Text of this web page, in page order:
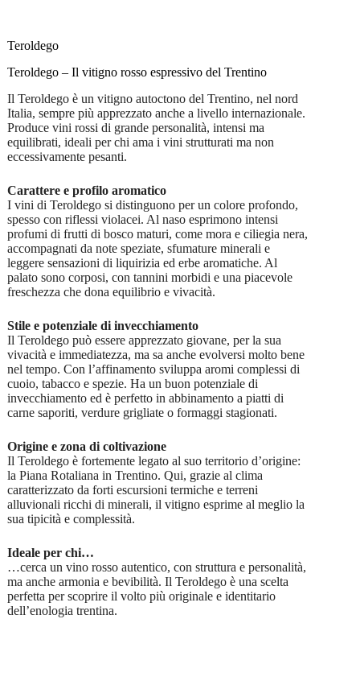
Teroldego
Teroldego – Il vitigno rosso espressivo del Trentino
Il Teroldego è un vitigno autoctono del Trentino, nel nord
Italia, sempre più apprezzato anche a livello internazionale.
Produce vini rossi di grande personalità, intensi ma
equilibrati, ideali per chi ama i vini strutturati ma non
eccessivamente pesanti.
Carattere e profilo aromatico
I vini di Teroldego si distinguono per un colore profondo,
spesso con riflessi violacei. Al naso esprimono intensi
profumi di frutti di bosco maturi, come mora e ciliegia nera,
accompagnati da note speziate, sfumature minerali e
leggere sensazioni di liquirizia ed erbe aromatiche. Al
palato sono corposi, con tannini morbidi e una piacevole
freschezza che dona equilibrio e vivacità.
Stile e potenziale di invecchiamento
Il Teroldego può essere apprezzato giovane, per la sua
vivacità e immediatezza, ma sa anche evolversi molto bene
nel tempo. Con l’affinamento sviluppa aromi complessi di
cuoio, tabacco e spezie. Ha un buon potenziale di
invecchiamento ed è perfetto in abbinamento a piatti di
carne saporiti, verdure grigliate o formaggi stagionati.
Origine e zona di coltivazione
Il Teroldego è fortemente legato al suo territorio d’origine:
la Piana Rotaliana in Trentino. Qui, grazie al clima
caratterizzato da forti escursioni termiche e terreni
alluvionali ricchi di minerali, il vitigno esprime al meglio la
sua tipicità e complessità.
Ideale per chi…
…cerca un vino rosso autentico, con struttura e personalità,
ma anche armonia e bevibilità. Il Teroldego è una scelta
perfetta per scoprire il volto più originale e identitario
dell’enologia trentina.